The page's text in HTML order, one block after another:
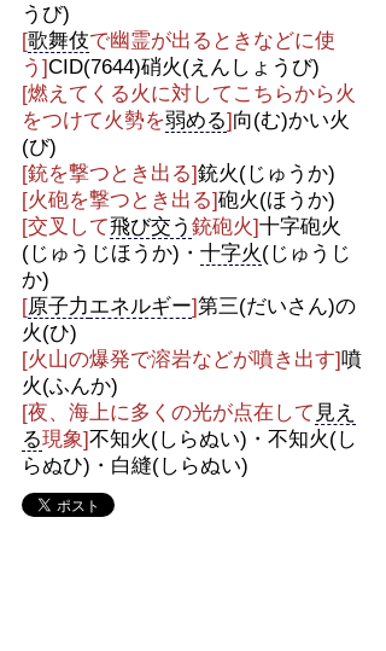
うび)
[歌舞伎で幽霊が出るときなどに使
う]CID(7644)硝火(えんしょうび)
[燃えてくる火に対してこちらから火
をつけて火勢を弱める]向(む)かい火
(び)
[銃を撃つとき出る]銃火(じゅうか)
[火砲を撃つとき出る]砲火(ほうか)
[交叉して飛び交う 銃砲火]十字砲火
(じゅうじほうか)・ 十字火(じゅうじ
か)
[原子力エネルギー]第三(だいさん)の
火(ひ)
[火山の爆発で溶岩などが噴き出す]噴
火(ふんか)
[夜、海上に多くの光が点在して 見え
る現象]不知火(しらぬい)・不知火(し
らぬひ)・白縫(しらぬい)